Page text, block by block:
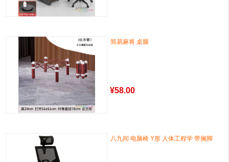
简易麻将 桌腿
¥58.00
八九间 电脑椅 Y形 人体工程学 带搁脚